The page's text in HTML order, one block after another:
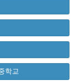
학교